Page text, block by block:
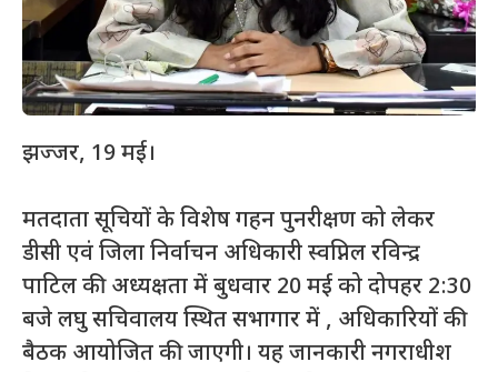
झज्जर, 19 मई।
मतदाता सूचियों के विशेष गहन पुनरीक्षण को लेकर
डीसी एवं जिला निर्वाचन अधिकारी स्वप्निल रविन्द्र
पाटिल की अध्यक्षता में बुधवार 20 मई को दोपहर 2:30
बजे लघु सचिवालय स्थित सभागार में , अधिकारियों की
बैठक आयोजित की जाएगी। यह जानकारी नगराधीश